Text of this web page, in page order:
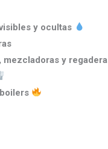
y ocultas
mezcladoras y